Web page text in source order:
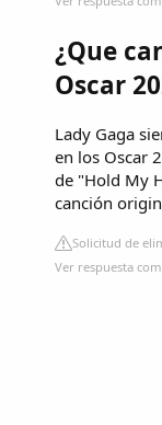
¿Que
Oscar
Lady Gaga
en los Oscar
de "Hold My
canción
Solicitud de
Ver respuesta